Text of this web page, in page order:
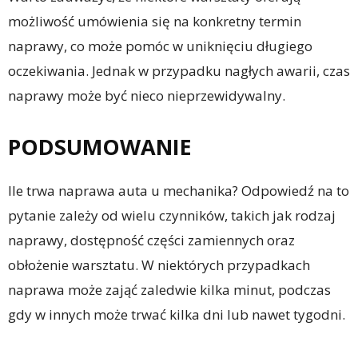
możliwość umówienia się na konkretny termin
naprawy, co może pomóc w uniknięciu długiego
oczekiwania. Jednak w przypadku nagłych awarii, czas
naprawy może być nieco nieprzewidywalny.
PODSUMOWANIE
Ile trwa naprawa auta u mechanika? Odpowiedź na to
pytanie zależy od wielu czynników, takich jak rodzaj
naprawy, dostępność części zamiennych oraz
obłożenie warsztatu. W niektórych przypadkach
naprawa może zająć zaledwie kilka minut, podczas
gdy w innych może trwać kilka dni lub nawet tygodni.